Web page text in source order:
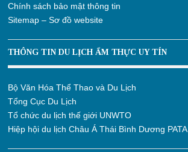
Chính sách bảo mật thông tin
Sitemap – Sơ đồ website
THÔNG TIN DU LỊCH ẨM THỰC UY TÍN
Bộ Văn Hóa Thể Thao và Du Lịch
Tổng Cục Du Lịch
Tổ chức du lịch thế giới UNWTO
Hiệp hội du lịch Châu Á Thái Bình Dương PATA